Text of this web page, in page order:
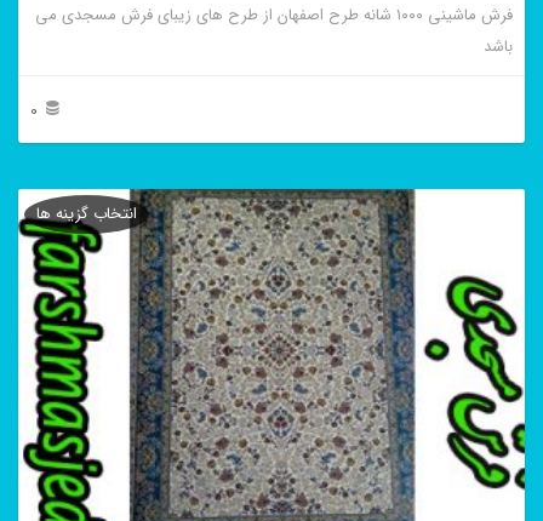
شوند
فرش ماشینی ۱۰۰۰ شانه طرح اصفهان از طرح های زیبای فرش مسجدی می
باشد
0
محصول
مختلفی
می
باشد.
گزینه
ها
انتخاب گزینه ها